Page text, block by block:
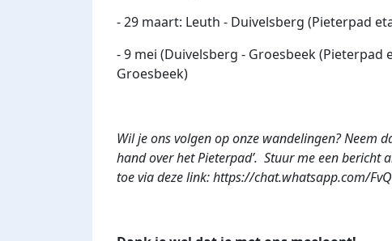
- 29 maart: Leuth - Duivelsberg (Pieterpad
- 9 mei (Duivelsberg - Groesbeek (Pieterpad
Groesbeek)
Wil je ons volgen op onze wandelingen? Neem
hand over het Pieterpad’. Stuur me een bericht
toe via deze link: https://chat.whatsapp.com/